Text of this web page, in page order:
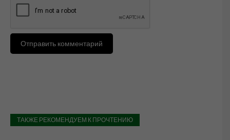
ТАКЖЕ РЕКОМЕНДУЕМ К ПРОЧТЕНИЮ